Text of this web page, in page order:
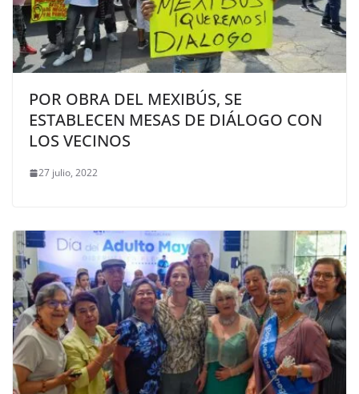
POR OBRA DEL MEXIBÚS, SE
ESTABLECEN MESAS DE DIÁLOGO CON
LOS VECINOS
27 julio, 2022